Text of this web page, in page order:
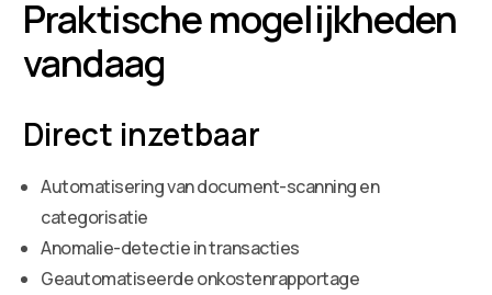
Praktische mogelijkheden
vandaag
Direct inzetbaar
Automatisering van document-scanning en
categorisatie
Anomalie-detectie in transacties
Geautomatiseerde onkostenrapportage